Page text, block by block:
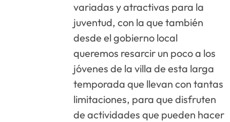
variadas y atractivas para la
juventud, con la que también
desde el gobierno local
queremos resarcir un poco a los
jóvenes de la villa de esta larga
temporada que llevan con tantas
limitaciones, para que disfruten
de actividades que pueden hacer